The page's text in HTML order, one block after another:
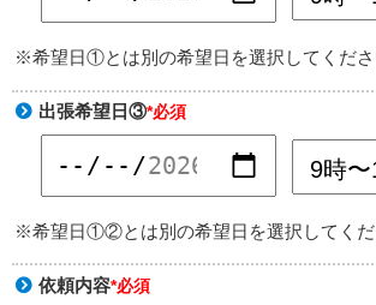
※希望日①とは別の希望日を選択してくださ
出張希望日③*必須
※希望日①②とは別の希望日を選択してくだ
依頼内容*必須